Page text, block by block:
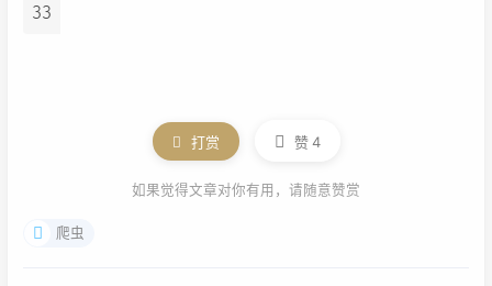
33
打赏 赞 4
如果觉得文章对你有用，请随意赞赏
爬虫